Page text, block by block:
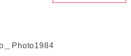
Photo1984